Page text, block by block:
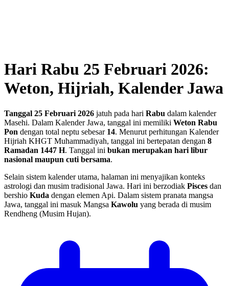
Hari Rabu 25 Februari 2026:
Weton, Hijriah, Kalender Jawa
Tanggal 25 Februari 2026 jatuh pada hari Rabu dalam kalender
Masehi. Dalam Kalender Jawa, tanggal ini memiliki Weton Rabu
Pon dengan total neptu sebesar 14. Menurut perhitungan Kalender
Hijriah KHGT Muhammadiyah, tanggal ini bertepatan dengan 8
Ramadan 1447 H. Tanggal ini bukan merupakan hari libur
nasional maupun cuti bersama.
Selain sistem kalender utama, halaman ini menyajikan konteks
astrologi dan musim tradisional Jawa. Hari ini berzodiak Pisces dan
bershio Kuda dengan elemen Api. Dalam sistem pranata mangsa
Jawa, tanggal ini masuk Mangsa Kawolu yang berada di musim
Rendheng (Musim Hujan).